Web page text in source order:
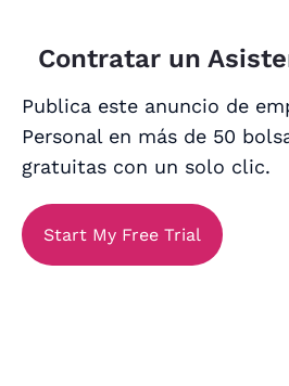
Contratar un
Publica este anuncio de
Personal en más de 50
gratuitas con un solo clic.
Start My Free Trial